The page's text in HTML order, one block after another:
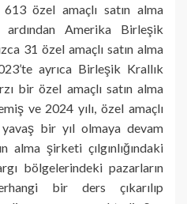
özel amaçlı satın alma
Amerika Birleşik
31 özel amaçlı satın alma
ayrıca Birleşik Krallık
bir özel amaçlı satın alma
ve 2024 yılı, özel amaçlı
bir yıl olmaya devam
alma şirketi çılgınlığındaki
bölgelerindeki pazarların
bir ders çıkarılıp